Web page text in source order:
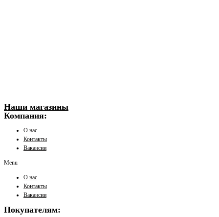
Наши магазины
Компания:
О нас
Контакты
Вакансии
Menu
О нас
Контакты
Вакансии
Покупателям: